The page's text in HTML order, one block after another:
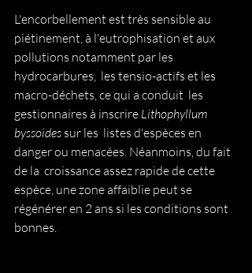
L'encorbellement est très sensible au
piétinement, à l'eutrophisation et aux
pollutions notamment par les
hydrocarbures,  les tensio-actifs et les
macro-déchets, ce qui a conduit  les
gestionnaires à inscrire Lithophyllum
byssoides sur les  listes d'espèces en
danger ou menacées. Néanmoins, du fait
de la  croissance assez rapide de cette
espèce, une zone affaiblie peut se
régénérer en 2 ans si les conditions sont
bonnes.